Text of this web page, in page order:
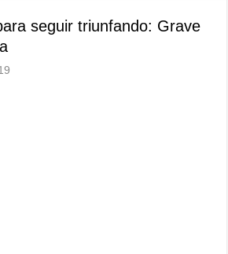
seguir triunfando: Grave